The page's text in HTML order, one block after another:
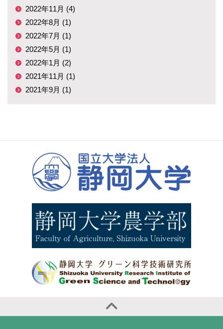
2022年11月 (4)
2022年8月 (1)
2022年7月 (1)
2022年5月 (1)
2022年1月 (2)
2021年11月 (1)
2021年9月 (1)